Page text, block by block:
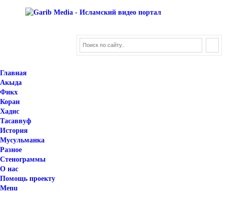
Главная
Акыда
Фикх
Коран
Хадис
Тасаввуф
История
Мусульманка
Разное
Стенограммы
О нас
Помощь проекту
Menu